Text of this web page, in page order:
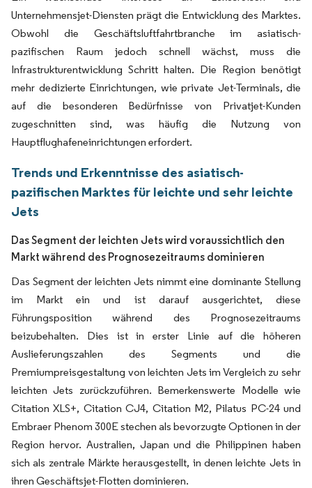
Unternehmensjet-Diensten prägt die Entwicklung des Marktes.
Obwohl die Geschäftsluftfahrtbranche im asiatisch-
pazifischen Raum jedoch schnell wächst, muss die
Infrastrukturentwicklung Schritt halten. Die Region benötigt
mehr dedizierte Einrichtungen, wie private Jet-Terminals, die
auf die besonderen Bedürfnisse von Privatjet-Kunden
zugeschnitten sind, was häufig die Nutzung von
Hauptflughafeneinrichtungen erfordert.
Trends und Erkenntnisse des asiatisch-
pazifischen Marktes für leichte und sehr leichte
Jets
Das Segment der leichten Jets wird voraussichtlich den
Markt während des Prognosezeitraums dominieren
Das Segment der leichten Jets nimmt eine dominante Stellung
im Markt ein und ist darauf ausgerichtet, diese
Führungsposition während des Prognosezeitraums
beizubehalten. Dies ist in erster Linie auf die höheren
Auslieferungszahlen des Segments und die
Premiumpreisgestaltung von leichten Jets im Vergleich zu sehr
leichten Jets zurückzuführen. Bemerkenswerte Modelle wie
Citation XLS+, Citation CJ4, Citation M2, Pilatus PC-24 und
Embraer Phenom 300E stechen als bevorzugte Optionen in der
Region hervor. Australien, Japan und die Philippinen haben
sich als zentrale Märkte herausgestellt, in denen leichte Jets in
ihren Geschäftsjet-Flotten dominieren.